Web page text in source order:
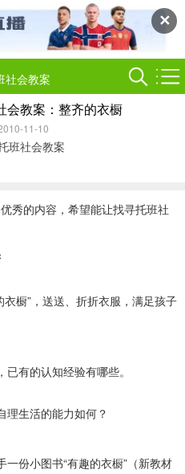
✕
社会教案
会教案：整齐的衣橱
11-10
班社会教案
秀的内容，希望能让找寻托班社
橱”，送送、折折衣服，满足孩子
有的认知经验有哪些。
生活的能力如何？
份小图书“有趣的衣橱”（新教材